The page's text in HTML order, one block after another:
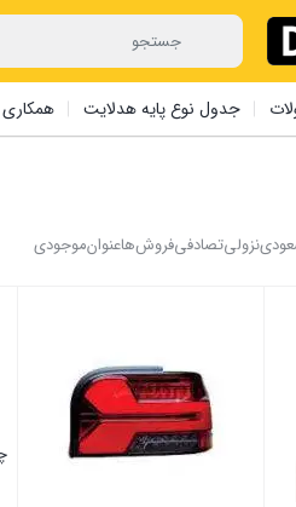
جدول نوع پایه هدلایت همکاری
نزولیتصادفیفروش‌هاعنوانموجودی